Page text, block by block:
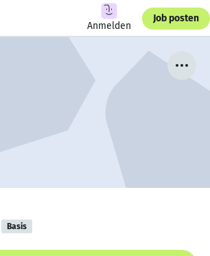
Anmelden
Job posten
Basis